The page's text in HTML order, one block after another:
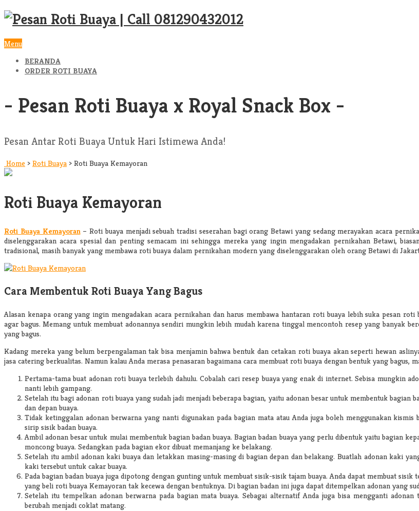
Menu
BERANDA
ORDER ROTI BUAYA
- Pesan Roti Buaya x Royal Snack Box -
Pesan Antar Roti Buaya Untuk Hari Istimewa Anda!
Home > Roti Buaya > Roti Buaya Kemayoran
Roti Buaya Kemayoran
Roti Buaya Kemayoran– Roti buaya menjadi sebuah tradisi seserahan bagi orang Betawi yang sedang merayakan acara
diselenggarakan acara spesial dan penting semacam ini sehingga mereka yang ingin mengadakan pernikahan Betawi,
tradisional, masih banyak yang membawa roti buaya dalam pernikahan modern yang diselenggarakan oleh orang Betawi di
Cara Membentuk Roti Buaya Yang Bagus
Alasan kenapa orang yang ingin mengadakan acara pernikahan dan harus membawa hantaran roti buaya lebih suka pesan
agar bagus. Memang untuk membuat adonannya sendiri mungkin lebih mudah karena tinggal mencontoh resep yang banyak
yang bagus.
Kadang mereka yang belum berpengalaman tak bisa menjamin bahwa bentuk dan cetakan roti buaya akan seperti hewan
jasa catering berkualitas. Namun kalau Anda merasa penasaran bagaimana cara membuat roti buaya dengan bentuk yang bagus,
Pertama-tama buat adonan roti buaya terlebih dahulu. Cobalah cari resep buaya yang enak di internet. Sebisa mungkin
nanti lebih gampang.
Setelah itu bagi adonan roti buaya yang sudah jadi menjadi beberapa bagian, yaitu adonan besar untuk membentuk
dan depan buaya.
Tidak ketinggalan adonan berwarna yang nanti digunakan pada bagian mata atau Anda juga boleh menggunakan
sirip sisik badan buaya.
Ambil adonan besar untuk mulai membentuk bagian badan buaya. Bagian badan buaya yang perlu dibentuk yaitu bagian
moncong buaya. Sedangkan pada bagian ekor dibuat memanjang ke belakang.
Setelah itu ambil adonan kaki buaya dan letakkan masing-masing di bagian depan dan belakang. Buatlah adonan kaki
kaki tersebut untuk cakar buaya.
Pada bagian badan buaya juga dipotong dengan gunting untuk membuat sisik-sisik tajam buaya. Anda dapat membuat
yang beli roti buaya Kemayoran tak kecewa dengan bentuknya. Di bagian badan ini juga dapat ditempelkan adonan yang
Setelah itu tempelkan adonan berwarna pada bagian mata buaya. Sebagai alternatif Anda juga bisa mengganti
berubah menjadi coklat matang.